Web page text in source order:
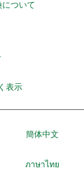
ついて
表示
簡体中文
ภาษาไทย